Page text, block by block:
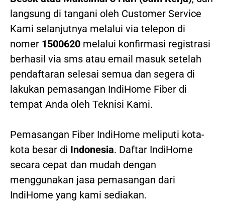
langsung di tangani oleh Customer Service
Kami selanjutnya melalui via telepon di
nomer 1500620 melalui konfirmasi registrasi
berhasil via sms atau email masuk setelah
pendaftaran selesai semua dan segera di
lakukan pemasangan IndiHome Fiber di
tempat Anda oleh Teknisi Kami.
Pemasangan Fiber IndiHome meliputi kota-
kota besar di Indonesia. Daftar IndiHome
secara cepat dan mudah dengan
menggunakan jasa pemasangan dari
IndiHome yang kami sediakan.